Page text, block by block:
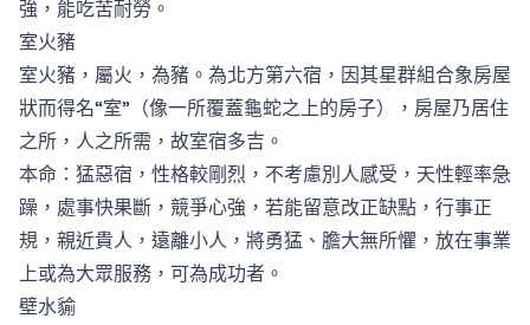
強，能吃苦耐勞。
室火豬
室火豬，屬火，為豬。為北方第六宿，因其星群組合象房屋
狀而得名“室”（像一所覆蓋龜蛇之上的房子），房屋乃居住
之所，人之所需，故室宿多吉。
本命：猛惡宿，性格較剛烈，不考慮別人感受，天性輕率急
躁，處事快果斷，競爭心強，若能留意改正缺點，行事正
規，親近貴人，遠離小人，將勇猛、膽大無所懼，放在事業
上或為大眾服務，可為成功者。
壁水貐